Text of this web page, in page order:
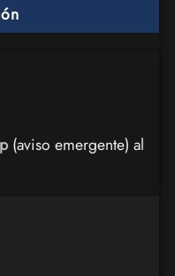
(aviso emergente) al